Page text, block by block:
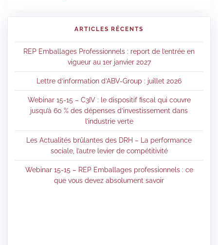
ARTICLES RÉCENTS
REP Emballages Professionnels : report de l’entrée en
vigueur au 1er janvier 2027
Lettre d’information d’ABV-Group : juillet 2026
Webinar 15-15 – C3IV : le dispositif fiscal qui couvre
jusqu’à 60 % des dépenses d’investissement dans
l’industrie verte
Les Actualités brûlantes des DRH – La performance
sociale, l’autre levier de compétitivité
Webinar 15-15 – REP Emballages professionnels : ce
que vous devez absolument savoir